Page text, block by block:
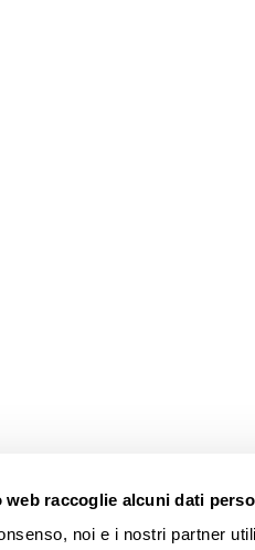
web raccoglie alcuni dati
noi e i nostri partner